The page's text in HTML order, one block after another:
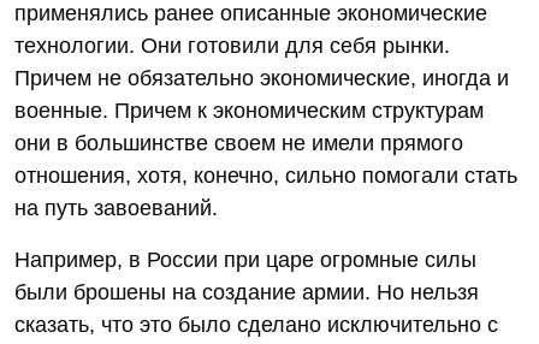
применялись ранее описанные экономические
технологии. Они готовили для себя рынки.
Причем не обязательно экономические, иногда и
военные. Причем к экономическим структурам
они в большинстве своем не имели прямого
отношения, хотя, конечно, сильно помогали стать
на путь завоеваний.
Например, в России при царе огромные силы
были брошены на создание армии. Но нельзя
сказать, что это было сделано исключительно с